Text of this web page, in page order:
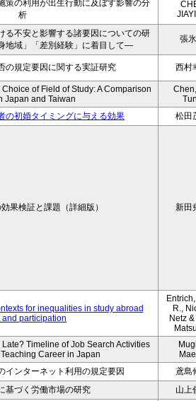
策の利用が出生行動に及ぼす影響の分
析
る不安と影響する諸要因についての研
地域」「差別経験」に着目して―
張
の規定要因に関する実証研究 西村
of Field of Study: A Comparison
Japan and Taiwan
の初婚タイミングに与える効果
松田
果検証と課題（詳細版） 新田
for inequalities in study abroad
and participation
R.,
Netz
Late? Timeline of Job Search Activities
Career in Japan
インターネット利用の規定要因
鳶島
基づく労働市場の研究
山上